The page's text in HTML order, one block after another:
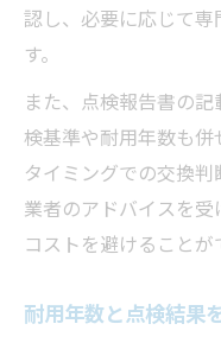
認し、必要に応じて
す。
また、点検報告書の
検基準や耐用年数も
タイミングでの交換
業者のアドバイスを
コストを避けることが
耐用年数と点検結果